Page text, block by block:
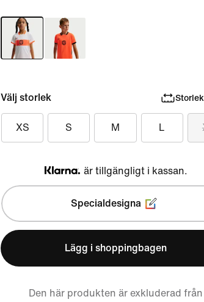
Välj storlek
XS S M L
Klarna
är tillgängligt i kassan.
Specialdesigna
Lägg i shoppingbagen
Den här produkten är exkluderad från